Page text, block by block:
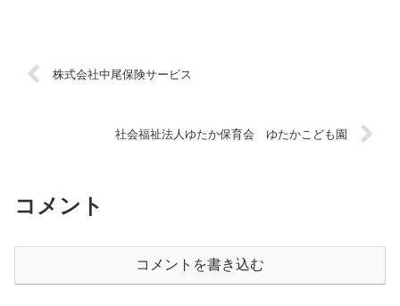
株式会社中尾保険サービス
社会福祉法人ゆたか保育会 ゆたかこども園
コメント
コメントを書き込む